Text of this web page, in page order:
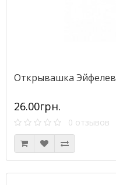
Открывашка
26.00грн.
0 отзывов